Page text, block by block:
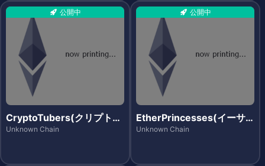
公開中
CryptoTubers(クリプトチ
ューバース)
Unknown Chain
公開中
EtherPrincesses(イーサ
プリンセス)
Unknown Chain